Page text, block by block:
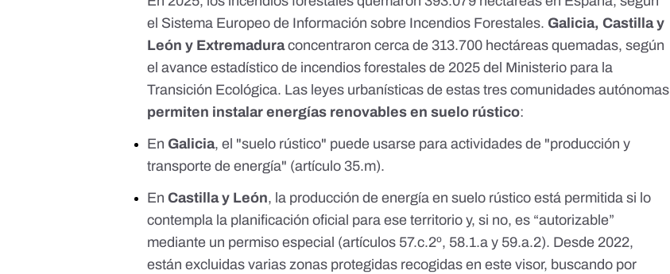
el Sistema Europeo de Información sobre Incendios Forestales. Galicia, Castilla y
León y Extremaduraconcentraron cerca de 313.700 hectáreas quemadas, según
elavance estadístico de incendios forestales de 2025 del Ministerio para la
Transición Ecológica. Las leyes urbanísticas de estas tres comunidades autónomas
permiten instalar energías renovables en suelo rústico:
En Galicia, el "suelo rústico" puede usarse para actividades de "producción y
transporte de energía" (artículo 35.m).
EnCastilla y León, la producción de energía en suelo rústico está permitida si lo
contempla la planificación oficial para ese territorio y, si no, es “autorizable”
mediante un permiso especial (artículos 57.c.2º, 58.1.a y 59.a.2). Desde 2022,
están excluidas variaszonas protegidas recogidas eneste visor, buscando por